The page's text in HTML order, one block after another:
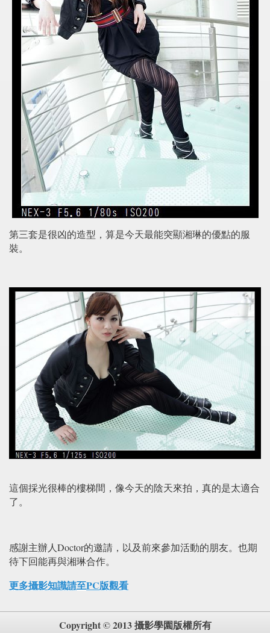
第三套是很凶的造型，算是今天最能突顯湘琳的優點的服
裝。
這個採光很棒的樓梯間，像今天的陰天來拍，真的是太適合
了。
感謝主辦人Doctor的邀請，以及前來參加活動的朋友。也期
待下回能再與湘琳合作。
更多攝影知識請至PC版觀看
Copyright © 2013 攝影學園版權所有